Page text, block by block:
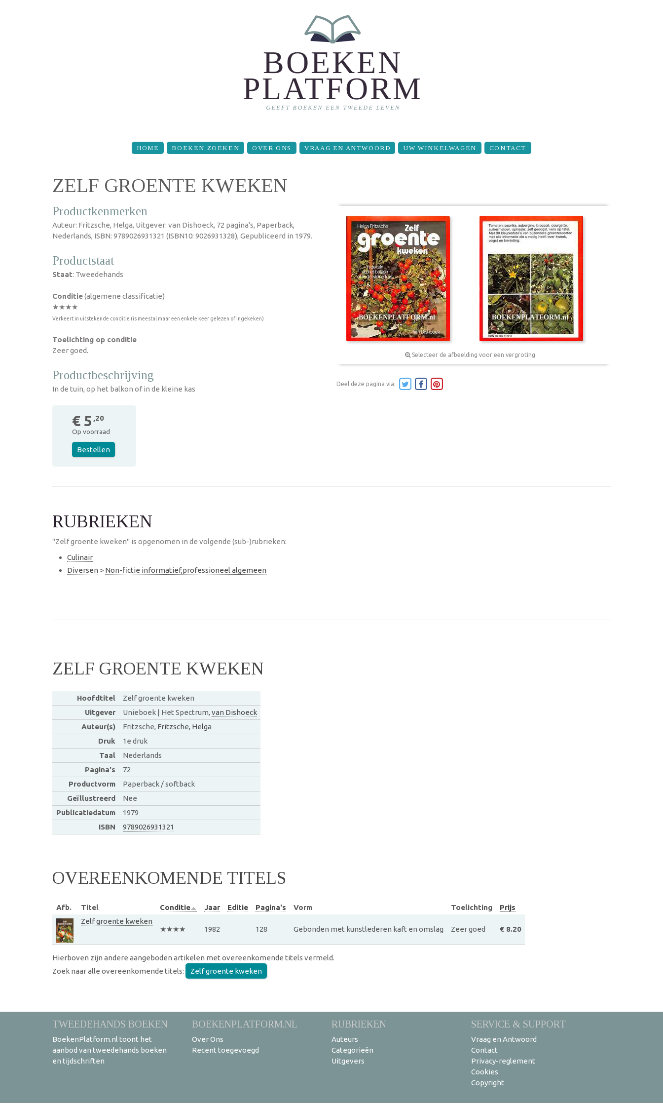
HOME BOEKEN ZOEKEN OVER ONS VRAAG EN ANTWOORD UW WINKELWAGEN CONTACT
ZELF GROENTE KWEKEN
Productkenmerken
Auteur: Fritzsche, Helga, Uitgever: van Dishoeck, 72 pagina's, Paperback,
Nederlands, ISBN: 9789026931321 (ISBN10: 9026931328), Gepubliceerd in 1979.
Productstaat
Staat: Tweedehands
Conditie(algemene classificatie)
★★★★
Verkeert in uitstekende conditie (is meestal maar een enkele keer gelezen of ingekeken)
Toelichting op conditie
Zeer goed.
Productbeschrijving
In de tuin, op het balkon of in de kleine kas
€ 5 ,20
Op voorraad
Bestellen
Selecteer de afbeelding voor een vergroting
Deel deze pagina via:
RUBRIEKEN
"Zelf groente kweken" is opgenomen in de volgende (sub-)rubrieken:
Culinair
Diversen > Non-fictie informatief,professioneel algemeen
ZELF GROENTE KWEKEN
Hoofdtitel
Zelf groente kweken
Uitgever
Unieboek | Het Spectrum, van Dishoeck
Auteur(s)
Fritzsche, Fritzsche, Helga
Druk
1e druk
Taal
Nederlands
Pagina's
72
Productvorm
Paperback / softback
Geïllustreerd
Nee
Publicatiedatum
1979
ISBN
9789026931321
OVEREENKOMENDE TITELS
Afb. Titel Conditie Jaar Editie Pagina's Vorm Toelichting
Prijs
Zelf groente kweken
★★★★
1982 128 Gebonden met kunstlederen kaft en omslag Zeer goed € 8.20
Hierboven zijn andere aangeboden artikelen met overeenkomende titels vermeld.
Zoek naar alle overeenkomende titels:
Zelf groente kweken
TWEEDEHANDS BOEKEN
BoekenPlatform.nl toont het
aanbod van tweedehands boeken
en tijdschriften
BOEKENPLATFORM.NL
Over Ons
Recent toegevoegd
RUBRIEKEN
Auteurs
Categorieën
Uitgevers
SERVICE & SUPPORT
Vraag en Antwoord
Contact
Privacy-reglement
Cookies
Copyright